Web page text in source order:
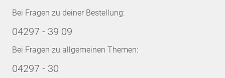
Bei Fragen zu deiner Bestellung:
04297 - 39 09
Bei Fragen zu allgemeinen Themen:
04297 - 30